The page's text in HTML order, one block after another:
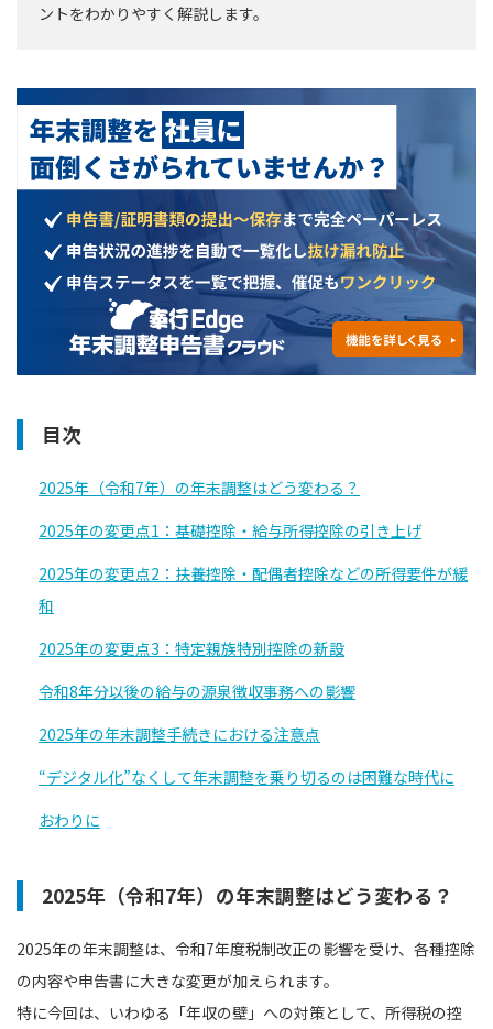
ントをわかりやすく解説します。
目次
2025年（令和7年）の年末調整はどう変わる？
2025年の変更点1：基礎控除・給与所得控除の引き上げ
2025年の変更点2：扶養控除・配偶者控除などの所得要件が緩
和
2025年の変更点3：特定親族特別控除の新設
令和8年分以後の給与の源泉徴収事務への影響
2025年の年末調整手続きにおける注意点
“デジタル化”なくして年末調整を乗り切るのは困難な時代に
おわりに
2025年（令和7年）の年末調整はどう変わる？
2025年の年末調整は、令和7年度税制改正の影響を受け、各種控除
の内容や申告書に大きな変更が加えられます。
特に今回は、いわゆる「年収の壁」への対策として、所得税の控